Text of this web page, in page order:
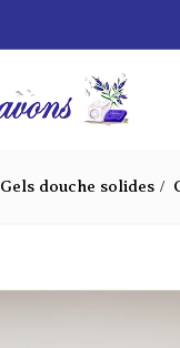
Gels douche solides